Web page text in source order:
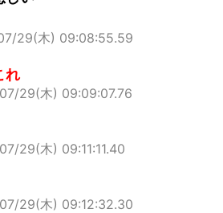
29(木) 09:08:55.59
れ
29(木) 09:09:07.76
29(木) 09:11:11.40
29(木) 09:12:32.30